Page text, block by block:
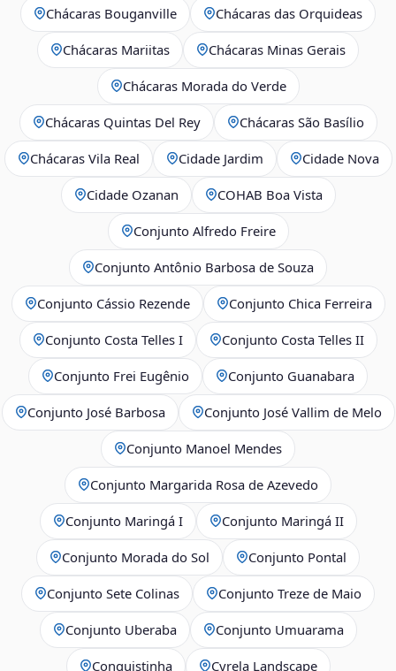
Chácaras Bouganville Chácaras das Orquideas
Chácaras Mariitas Chácaras Minas Gerais
Chácaras Morada do Verde
Chácaras Quintas Del Rey Chácaras São Basílio
Chácaras Vila Real Cidade Jardim Cidade Nova
Cidade Ozanan COHAB Boa Vista
Conjunto Alfredo Freire
Conjunto Antônio Barbosa de Souza
Conjunto Cássio Rezende Conjunto Chica Ferreira
Conjunto Costa Telles I Conjunto Costa Telles II
Conjunto Frei Eugênio Conjunto Guanabara
Conjunto José Barbosa Conjunto José Vallim de Melo
Conjunto Manoel Mendes
Conjunto Margarida Rosa de Azevedo
Conjunto Maringá I Conjunto Maringá II
Conjunto Morada do Sol Conjunto Pontal
Conjunto Sete Colinas Conjunto Treze de Maio
Conjunto Uberaba Conjunto Umuarama
Conquistinha Cyrela Landscape